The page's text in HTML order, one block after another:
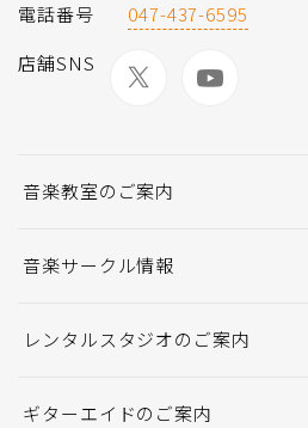
電話番号
047-437-6595
店舗SNS
音楽教室のご案内
音楽サークル情報
レンタルスタジオのご案内
ギターエイドのご案内